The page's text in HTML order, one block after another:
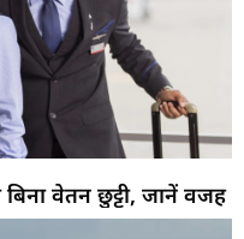
वेतन छुट्टी, जानें वजह